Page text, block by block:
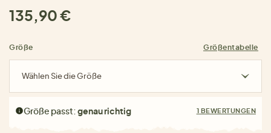
135,90 €
Größe Größentabelle
Wählen Sie die Größe
Größe passt:genau richtig 1 BEWERTUNGEN